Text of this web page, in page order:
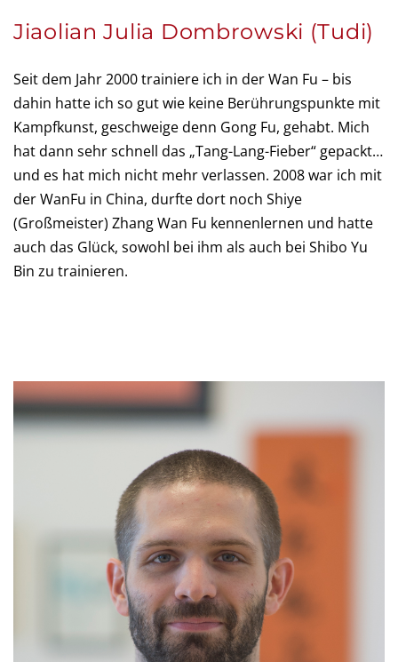
Jiaolian Julia Dombrowski (Tudi)
Seit dem Jahr 2000 trainiere ich in der Wan Fu – bis
dahin hatte ich so gut wie keine Berührungspunkte mit
Kampfkunst, geschweige denn Gong Fu, gehabt. Mich
hat dann sehr schnell das „Tang-Lang-Fieber“ gepackt…
und es hat mich nicht mehr verlassen. 2008 war ich mit
der WanFu in China, durfte dort noch Shiye
(Großmeister) Zhang Wan Fu kennenlernen und hatte
auch das Glück, sowohl bei ihm als auch bei Shibo Yu
Bin zu trainieren.